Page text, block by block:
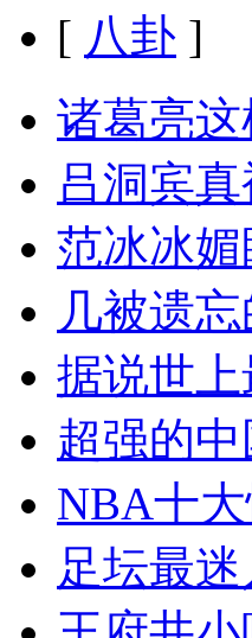
[ 八卦 ]
诸葛亮
吕洞宾
范冰冰
几被遗
据说世
超强的
NBA十
足坛最